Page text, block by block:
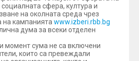
сфера, култура и
на околната среда чрез
на кампанията www.izberi.rbb.bg
дума за всеки отделен
момент сума не са включени
които са превеждали